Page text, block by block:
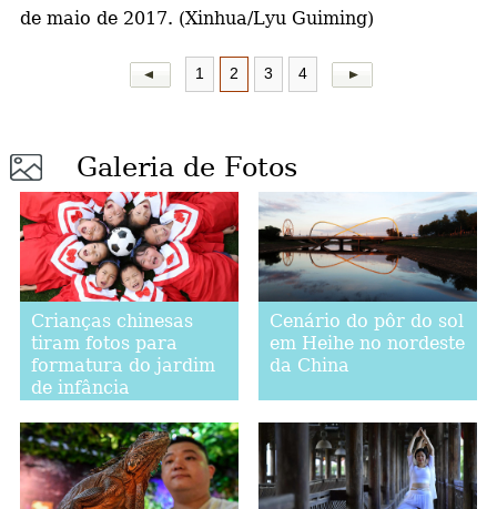
de maio de 2017. (Xinhua/Lyu Guiming)
1 2 3 4
Galeria de Fotos
Crianças chinesas
tiram fotos para
formatura do jardim
de infância
Cenário do pôr do sol
em Heihe no nordeste
da China